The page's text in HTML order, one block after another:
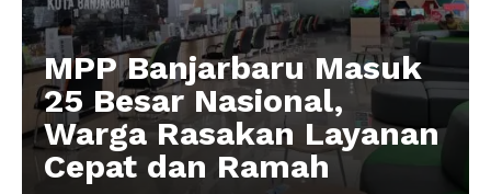
MPP Banjarbaru Masuk
25 Besar Nasional,
Warga Rasakan Layanan
Cepat dan Ramah